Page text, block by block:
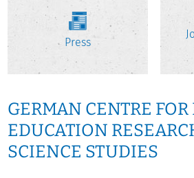
GERMAN CENTRE
EDUCATION
SCIENCE STUDIES
Press